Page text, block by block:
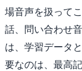
場音声を扱って
話、問い合わせ
は、学習データ
要なのは、最高